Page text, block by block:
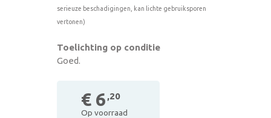
serieuze beschadigingen, kan lichte gebruiksporen
vertonen)
Toelichting op conditie
Goed.
€ 6 ,20
Op voorraad